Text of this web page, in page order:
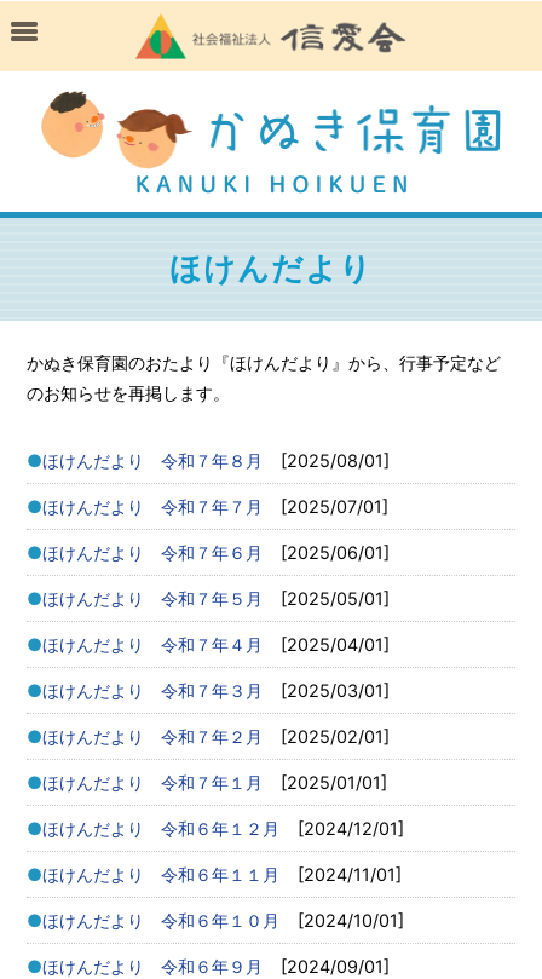
ほけんだより
かぬき保育園のおたより『ほけんだより』から、行事予定など
のお知らせを再掲します。
ほけんだより 令和７年８月 [2025/08/01]
ほけんだより 令和７年７月 [2025/07/01]
ほけんだより 令和７年６月 [2025/06/01]
ほけんだより 令和７年５月 [2025/05/01]
ほけんだより 令和７年４月 [2025/04/01]
ほけんだより 令和７年３月 [2025/03/01]
ほけんだより 令和７年２月 [2025/02/01]
ほけんだより 令和７年１月 [2025/01/01]
ほけんだより 令和６年１２月 [2024/12/01]
ほけんだより 令和６年１１月 [2024/11/01]
ほけんだより 令和６年１０月 [2024/10/01]
ほけんだより 令和６年９月 [2024/09/01]